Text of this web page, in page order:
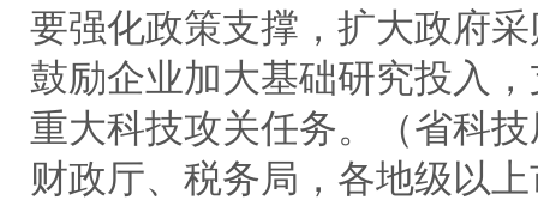
要强化政策支撑，扩大政府
鼓励企业加大基础研究投入
重大科技攻关任务。（省科
财政厅、税务局，各地级以